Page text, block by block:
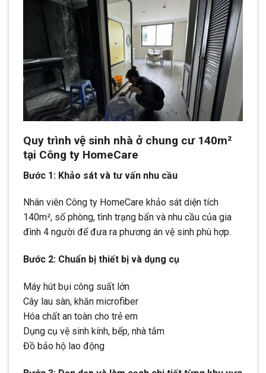
Quy trình vệ sinh nhà ở chung cư 140m²
tại Công ty HomeCare
Bước 1: Khảo sát và tư vấn nhu cầu
Nhân viên Công ty HomeCare khảo sát diện tích
140m², số phòng, tình trạng bẩn và nhu cầu của gia
đình 4 người để đưa ra phương án vệ sinh phù hợp.
Bước 2: Chuẩn bị thiết bị và dụng cụ
Máy hút bụi công suất lớn
Cây lau sàn, khăn microfiber
Hóa chất an toàn cho trẻ em
Dụng cụ vệ sinh kính, bếp, nhà tắm
Đồ bảo hộ lao động